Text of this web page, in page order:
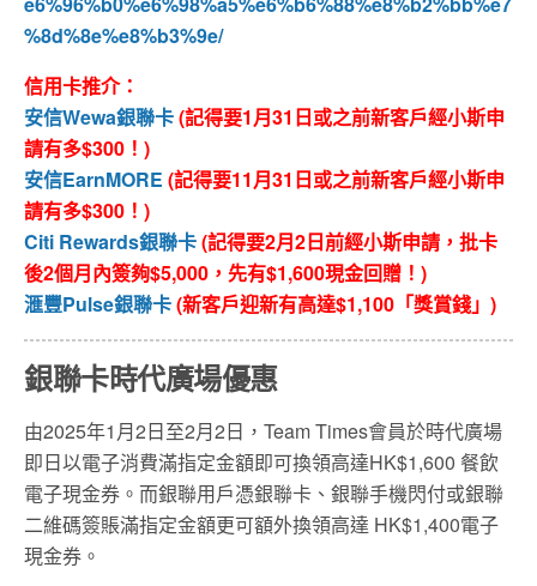
%8d%8e%e8%b3%9e/
信用卡推介：
安信Wewa銀聯卡(記得要1月31日或之前新客戶經小斯申
請有多$300！)
安信EarnMORE (記得要11月31日或之前新客戶經小斯申
請有多$300！)
Citi Rewards銀聯卡(記得要2月2日前經小斯申請，批卡
後2個月內簽夠$5,000，先有$1,600現金回贈！)
滙豐Pulse銀聯卡(新客戶迎新有高達$1,100「獎賞錢」)
銀聯卡時代廣場優惠
由2025年1月2日至2月2日，Team Times會員於時代廣場
即日以電子消費滿指定金額即可換領高達HK$1,600 餐飲
電子現金券。而銀聯用戶憑銀聯卡、銀聯手機閃付或銀聯
二維碼簽賬滿指定金額更可額外換領高達 HK$1,400電子
現金券。